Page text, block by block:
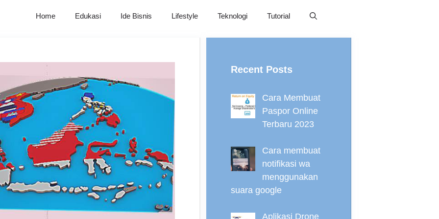
Home Edukasi Ide Bisnis Lifestyle Teknologi Tutorial
Recent Posts
Cara Membuat
Paspor Online
Terbaru 2023
Cara membuat
notifikasi wa
menggunakan
suara google
Aplikasi Drone